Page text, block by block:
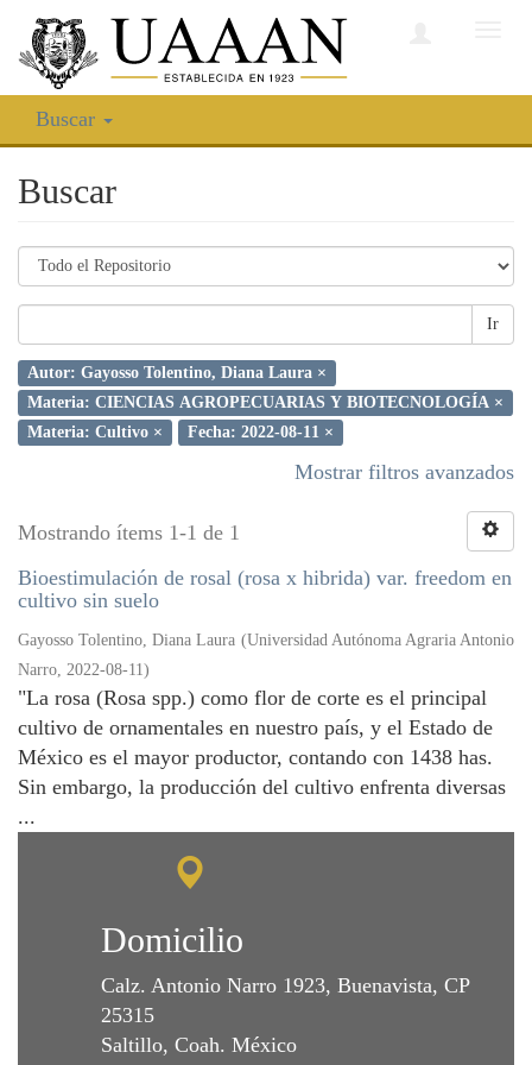
Buscar
Buscar
Ir
Autor: Gayosso Tolentino, Diana Laura ×
Materia: CIENCIAS AGROPECUARIAS Y BIOTECNOLOGÍA ×
Materia: Cultivo ×
Fecha: 2022-08-11 ×
Mostrar filtros avanzados
Mostrando ítems 1-1 de 1
Bioestimulación de rosal (rosa x hibrida) var. freedom en
cultivo sin suelo
Gayosso Tolentino, Diana Laura (Universidad Autónoma Agraria Antonio
Narro, 2022-08-11)
"La rosa (Rosa spp.) como flor de corte es el principal
cultivo de ornamentales en nuestro país, y el Estado de
México es el mayor productor, contando con 1438 has.
Sin embargo, la producción del cultivo enfrenta diversas
...
Domicilio
Calz. Antonio Narro 1923, Buenavista, CP
25315
Saltillo, Coah. México